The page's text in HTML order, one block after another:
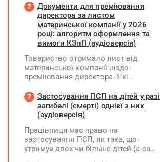
за результатами акта перевірки
щодо таких виявлених порушень
визначається сума штрафу та
складається ППР за формою «Ш»
Документи для преміювання
директора за листом
материнської компанії у 2026
році: алгоритм оформлення та
вимоги КЗпП (аудіоверсія)
Товариство отримало лист від
материнської компанії щодо
преміювання директора. Які
належного оформлення такої
премії?
Застосування ПСП на дітей у разі
загибелі (смерті) однієї з них
(аудіоверсія)
Працівниця має право на
застосування ПСП, як така, що
утримує двох чи більше дітей (а саме